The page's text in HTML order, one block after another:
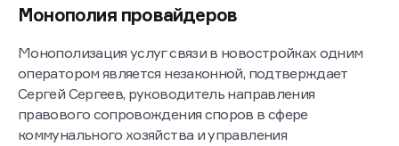
Монополизация услуг связи в новостройках одним
оператором является незаконной, подтверждает
Сергей Сергеев, руководитель направления
правового сопровождения споров в сфере